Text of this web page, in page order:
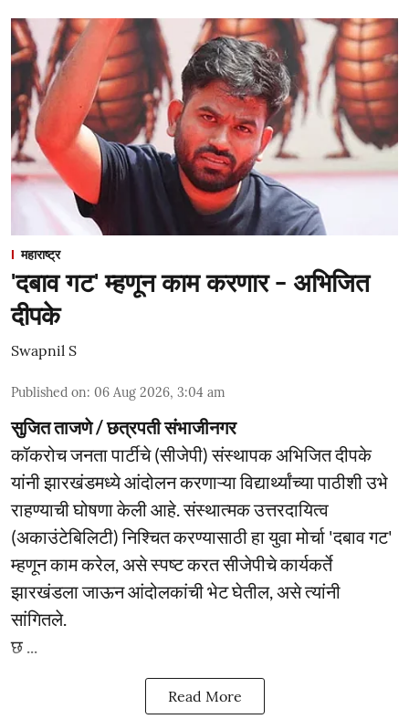
महाराष्ट्र
'दबाव गट' म्हणून काम करणार - अभिजित
दीपके
Swapnil S
Published on: 06 Aug 2026, 3:04 am
सुजित ताजणे / छत्रपती संभाजीनगर
कॉकरोच जनता पार्टीचे (सीजेपी) संस्थापक अभिजित दीपके
यांनी झारखंडमध्ये आंदोलन करणाऱ्या विद्यार्थ्यांच्या पाठीशी उभे
राहण्याची घोषणा केली आहे. संस्थात्मक उत्तरदायित्व
(अकाउंटेबिलिटी) निश्चित करण्यासाठी हा युवा मोर्चा 'दबाव गट'
म्हणून काम करेल, असे स्पष्ट करत सीजेपीचे कार्यकर्ते
झारखंडला जाऊन आंदोलकांची भेट घेतील, असे त्यांनी
सांगितले.
छ ...
Read More